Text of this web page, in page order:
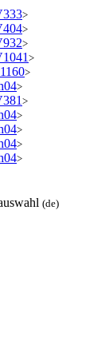
>
>
>
>
>
>
>
>
>
>
>
(de)